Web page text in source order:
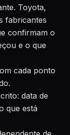
Toyota,
fabricantes
confirmam o
e o que
cada ponto
data de
que está